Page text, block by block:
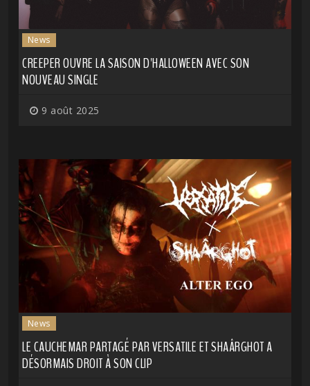
News
CREEPER OUVRE LA SAISON D'HALLOWEEN AVEC SON
NOUVEAU SINGLE
9 août 2025
News
LE CAUCHEMAR PARTAGÉ PAR VERSATILE ET SHAÂRGHOT A
DÉSORMAIS DROIT À SON CLIP